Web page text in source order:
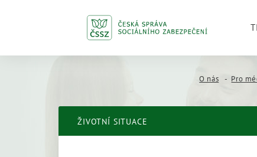
O nás Pro
ŽIVOTNÍ SITUACE